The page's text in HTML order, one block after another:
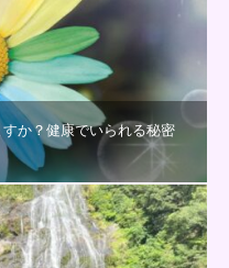
か？健康でいられる秘密